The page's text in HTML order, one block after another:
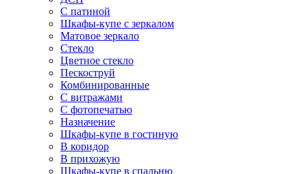
С патиной
Шкафы-купе с зеркалом
Матовое зеркало
Стекло
Цветное стекло
Пескоструй
Комбинированные
С витражами
С фотопечатью
Назначение
Шкафы-купе в гостиную
В коридор
В прихожую
Шкафы-купе в спальню